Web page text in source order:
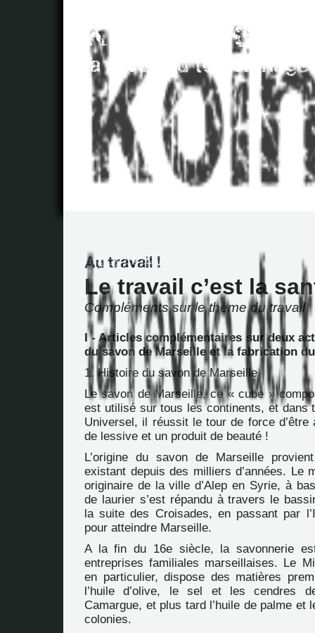
Le travail c’est la
Compléments sur le thème du travail
I - Articles complémentaires sur deux
du savon de Marseille et la fabrication
1. Histoire du savon de Marseille
Le savon de Marseille, ce « cube »
est utilisé sur tous les continents, et dans
Universel, il réussit le tour de force d’être
de lessive et un produit de beauté !
L’origine du savon de Marseille
existant depuis des milliers d’années. Le
originaire de la ville d’Alep en Syrie, à
de laurier s’est répandu à travers le
la suite des Croisades, en passant par
pour atteindre Marseille.
A la fin du 16e siècle, la savonnerie
entreprises familiales marseillaises. Le
en particulier, dispose des matières
l’huile d’olive, le sel et les cendres
Camargue, et plus tard l’huile de palme et
colonies.